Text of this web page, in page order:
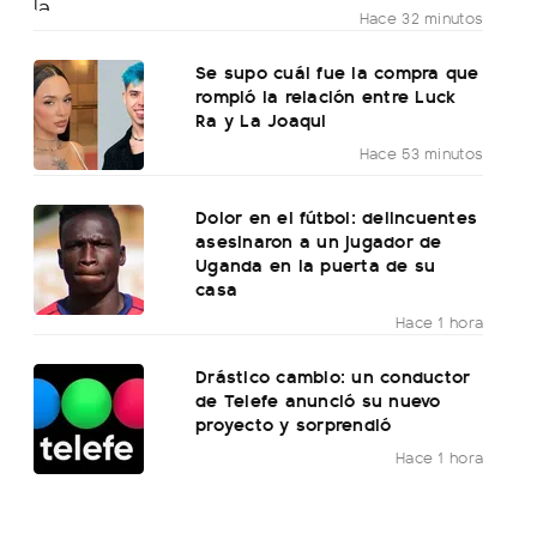
Hace 32 minutos
Se supo cuál fue la compra que
rompió la relación entre Luck
Ra y La Joaqui
Hace 53 minutos
Dolor en el fútbol: delincuentes
asesinaron a un jugador de
Uganda en la puerta de su
casa
Hace 1 hora
Drástico cambio: un conductor
de Telefe anunció su nuevo
proyecto y sorprendió
Hace 1 hora